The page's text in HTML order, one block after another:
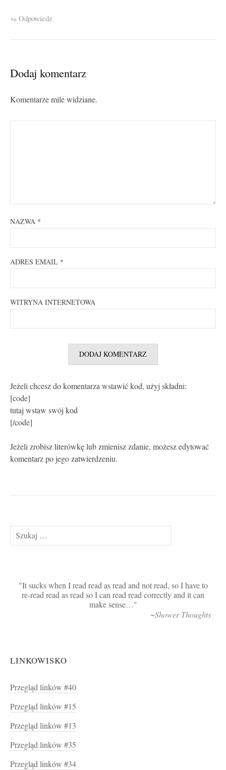
Odpowiedz
Dodaj komentarz
Komentarze mile widziane.
NAZWA *
ADRES EMAIL *
WITRYNA INTERNETOWA
Jeżeli chcesz do komentarza wstawić kod, użyj składni:
[code]
tutaj wstaw swój kod
[/code]
Jeżeli zrobisz literówkę lub zmienisz zdanie, możesz edytować
komentarz po jego zatwierdzeniu.
Szukaj:
It sucks when I read read as read and not read, so I have to
re-read read as read so I can read read correctly and it can
make sense…
~Shower Thoughts
LINKOWISKO
Przegląd linków #40
Przegląd linków #15
Przegląd linków #13
Przegląd linków #35
Przegląd linków #34